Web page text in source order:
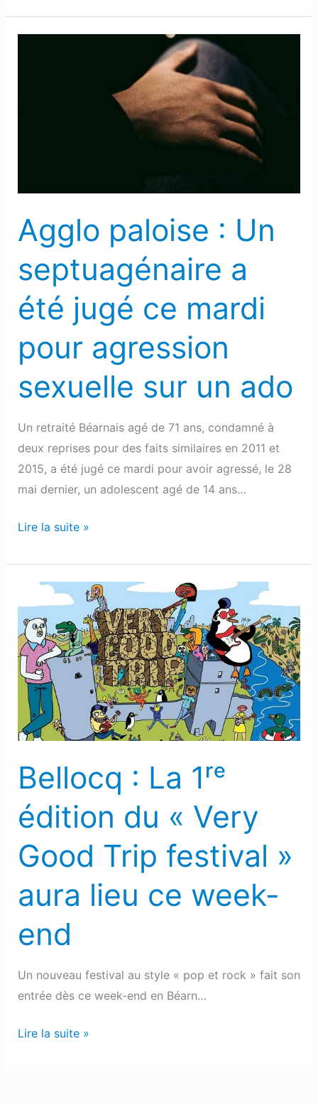
Agglo paloise : Un
septuagénaire a
été jugé ce mardi
pour agression
sexuelle sur un ado
Un retraité Béarnais agé de 71 ans, condamné à
deux reprises pour des faits similaires en 2011 et
2015, a été jugé ce mardi pour avoir agressé, le 28
mai dernier, un adolescent agé de 14 ans…
mardi
pour
agression
sexuelle
sur
ado
Lire la suite »
Bellocq : La 1ʳᵉ
édition du « Very
Good Trip festival »
aura lieu ce week-
end
Un nouveau festival au style « pop et rock » fait son
entrée dès ce week-end en Béarn…
Bellocq
La
1ʳᵉ
édition
du
« Very
Good
festival »
lieu
week-
Lire la suite »